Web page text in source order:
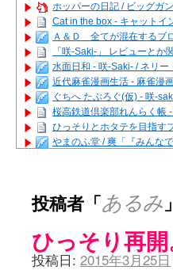
ホッパーの日記 / ビッグガ
Cat in the box - キャットイ
Ａ＆Ｄ 全てが混在するブ
「咲-Saki-」 レビューと
水面日和 - 咲-Saki- / ネリ
近代麻雀漫画生活 - 麻雀漫
ぐちへ たぶろぐ(仮) - 咲-
桜高鉄道倶楽部れんらく帳
ひっそりとホタテを目指す
やまのふ堂 / 爽「『みんな
咲クラ女子 - 咲-Saki- / 姫
咲スファクション☆タウ
咲ミダレ - 咲-saki- / MJ第
はやりの如く☆ - 咲-saki- /
麻雀雑記あれこれ - 咲 -
投稿者「あるみ
ひっそり再開
投稿日: 2015年3月25日